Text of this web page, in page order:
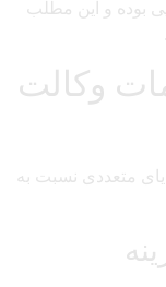
بوده و این مطلب
وکالت
متعددی نسبت به